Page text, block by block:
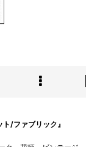
/ファブリック』